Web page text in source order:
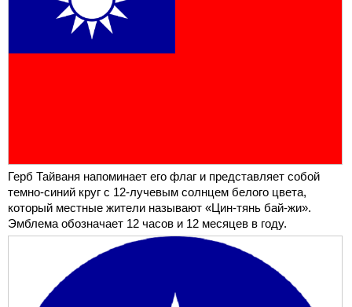
Герб Тайваня напоминает его флаг и представляет собой
темно-синий круг с 12-лучевым солнцем белого цвета,
который местные жители называют «Цин-тянь бай-жи».
Эмблема обозначает 12 часов и 12 месяцев в году.